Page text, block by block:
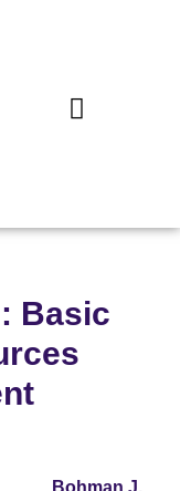
Basic
Bohman J.